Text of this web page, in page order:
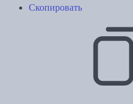
Скопировать